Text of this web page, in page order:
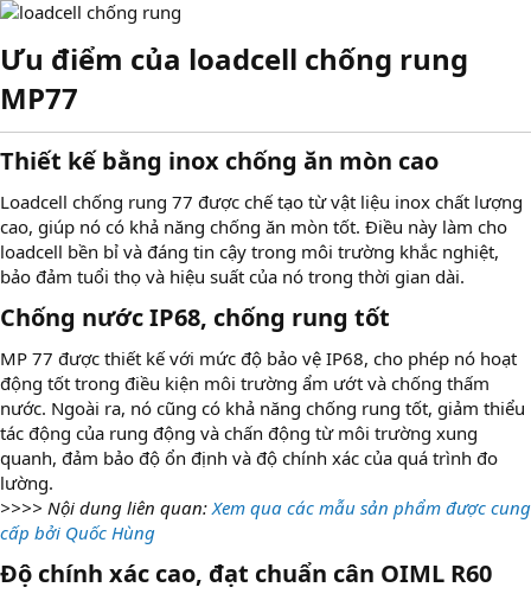
Ưu điểm của loadcell chống rung
MP77
Thiết kế bằng inox chống ăn mòn cao
Loadcell chống rung 77 được chế tạo từ vật liệu inox chất lượng
cao, giúp nó có khả năng chống ăn mòn tốt. Điều này làm cho
loadcell bền bỉ và đáng tin cậy trong môi trường khắc nghiệt,
bảo đảm tuổi thọ và hiệu suất của nó trong thời gian dài.
Chống nước IP68, chống rung tốt
MP 77 được thiết kế với mức độ bảo vệ IP68, cho phép nó hoạt
động tốt trong điều kiện môi trường ẩm ướt và chống thấm
nước. Ngoài ra, nó cũng có khả năng chống rung tốt, giảm thiểu
tác động của rung động và chấn động từ môi trường xung
quanh, đảm bảo độ ổn định và độ chính xác của quá trình đo
lường.
>>>> Nội dung liên quan: Xem qua các mẫu sản phẩm được cung
cấp bởi Quốc Hùng
Độ chính xác cao, đạt chuẩn cân OIML R60